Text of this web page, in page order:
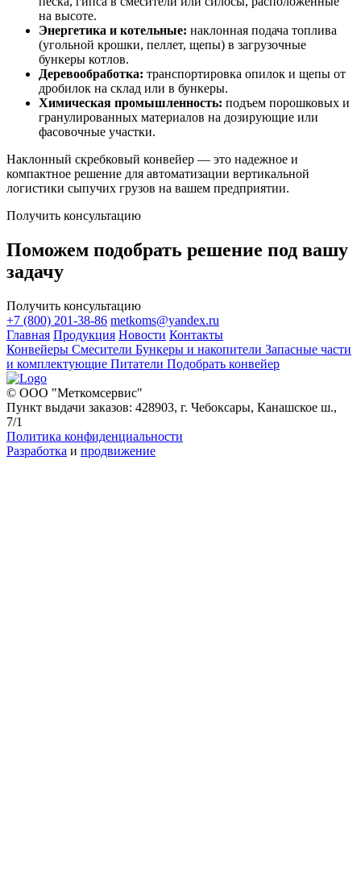
на высоте.
Энергетика и котельные: наклонная подача топлива
(угольной крошки, пеллет, щепы) в загрузочные
бункеры котлов.
Деревообработка: транспортировка опилок и щепы от
дробилок на склад или в бункеры.
Химическая промышленность: подъем порошковых и
гранулированных материалов на дозирующие или
фасовочные участки.
Наклонный скребковый конвейер — это надежное и
компактное решение для автоматизации вертикальной
логистики сыпучих грузов на вашем предприятии.
Получить консультацию
Поможем подобрать решение под вашу
задачу
Получить консультацию
+7 (800) 201-38-86 metkoms@yandex.ru
Главная Продукция Новости Контакты
Конвейеры Смесители Бункеры и накопители Запасные части
и комплектующие Питатели Подобрать конвейер
© ООО "Меткомсервис"
Пункт выдачи заказов: 428903, г. Чебоксары, Канашское ш.,
7/1
Политика конфиденциальности
Разработка и продвижение